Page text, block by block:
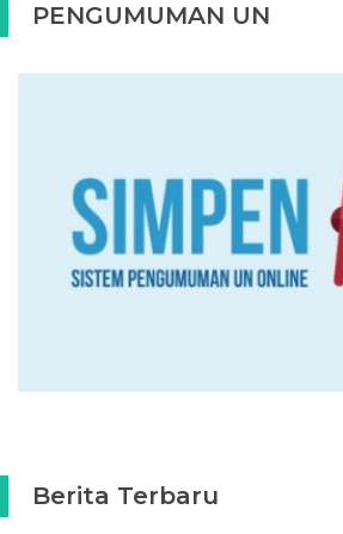
PENGUMUMAN UN
Berita Terbaru